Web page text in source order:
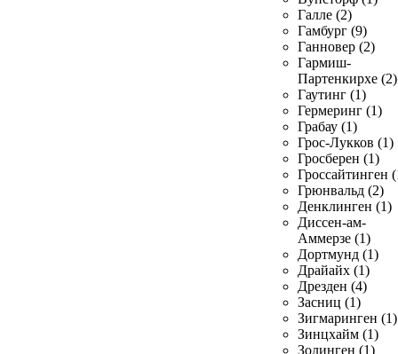
Галле (2)
Гамбург (9)
Ганновер (2)
Гармиш-
Партенкирхе (2)
Гаутинг (1)
Гермеринг (1)
Грабау (1)
Грос-Лукков (1)
Гросберен (1)
Гроссайтинген
Грюнвальд (2)
Денклинген (1)
Диссен-ам-
Аммерзе (1)
Дортмунд (1)
Драйайх (1)
Дрезден (4)
Засниц (1)
Зигмаринген (1)
Зинцхайм (1)
Золинген (1)